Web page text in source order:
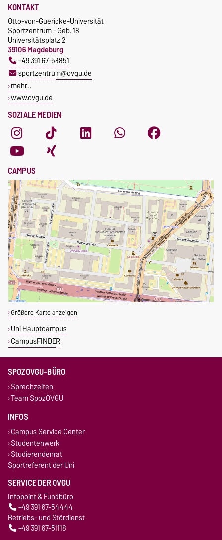
SOZIALE MEDIEN
KONTAKT
Otto-von-Guericke-Universität
Sportzentrum - Geb. 18
Universitätsplatz 2
39106 Magdeburg
+49 391 67-58851
sportzentrum@ovgu.de
mehr…
www.ovgu.de
CAMPUS
Größere Karte anzeigen
Uni Hauptcampus
CampusFINDER
SPOZOVGU-BÜRO
Sprechzeiten
Team SpozOVGU
INFOS
Campus Service Center
Studentenwerk
Studierendenrat
Sportreferent der Uni
SERVICE DER OVGU
Infopoint & Fundbüro
+49 391 67-54444
Betriebs- und Stördienst
+49 391 67-51118